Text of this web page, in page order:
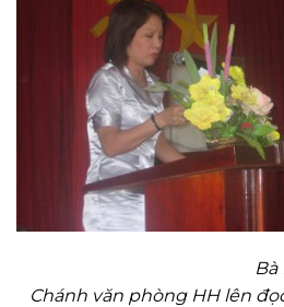
Bà
Chánh văn phòng HH lên